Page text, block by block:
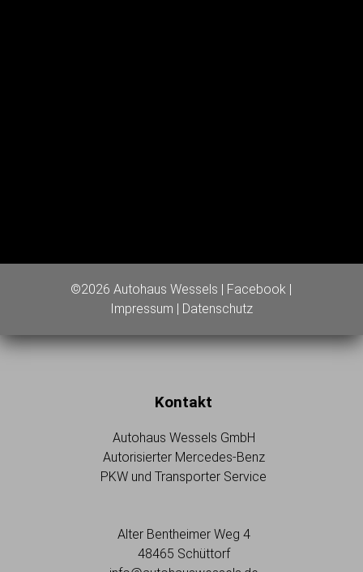
©2026 Autohaus Wessels | Facebook |
Impressum | Datenschutz
Kontakt
Autohaus Wessels GmbH
Autorisierter Mercedes-Benz
PKW und Transporter Service
Alter Bentheimer Weg 4
48465 Schüttorf